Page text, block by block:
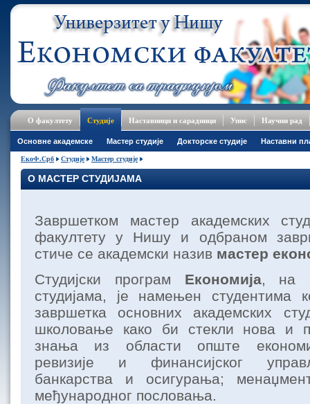
О факултету Студије Наставници и сарадници Упис Научни рад
Основне академске Мастер студије Докторске студије Наставни
ЕкоФ.Срб Студије Мастер студије
О МАСТЕР СТУДИЈАМА
Завршетком мастер академских
факултету у Нишу и одбраном
стиче се академски назив мастер
Студијски програм Економија, на
студијама, је намењен студентима
завршетка основних академских
школовање како би стекли нова и
знања из области опште
ревизије и финансијског
банкарства и осигурања;
међународног пословања.